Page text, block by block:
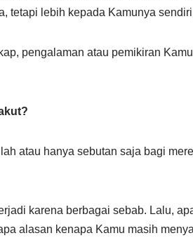
tetapi lebih kepada Kamunya
pengalaman atau pemikiran
atau hanya sebutan saja bagi
karena berbagai sebab. Lalu,
alasan kenapa Kamu masih